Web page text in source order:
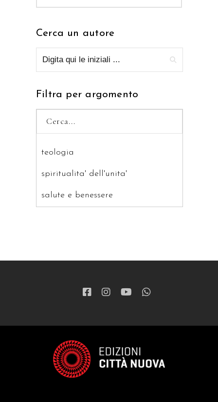
Cerca un autore
Filtra per argomento
teologia
spiritualita' dell'unita'
salute e benessere
patristica
grandi opere
formazione cristiana e liturgia
catalogo storico